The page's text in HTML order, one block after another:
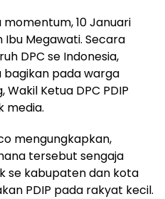
momentum, 10 Januari
Ibu Megawati. Secara
DPC se Indonesia,
pada warga
Wakil Ketua DPC PDIP
media.
mengungkapkan,
tersebut sengaja
se kabupaten dan kota
PDIP pada rakyat kecil.